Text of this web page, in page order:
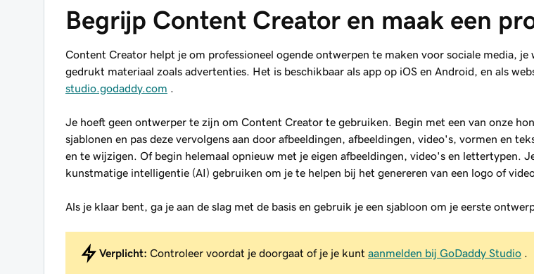
Begrijp Content Creator en maak een
Content Creator helpt je om professioneel ogende ontwerpen te maken voor sociale media, je
gedrukt materiaal zoals advertenties. Het is beschikbaar als app op iOS en Android, en als
studio.godaddy.com
Je hoeft geen ontwerper te zijn om Content Creator te gebruiken. Begin met een van onze
sjablonen en pas deze vervolgens aan door afbeeldingen, afbeeldingen, video's, vormen en
en te wijzigen. Of begin helemaal opnieuw met je eigen afbeeldingen, video's en lettertypen.
kunstmatige intelligentie (AI) gebruiken om je te helpen bij het genereren van een logo of
Als je klaar bent, ga je aan de slag met de basis en gebruik je een sjabloon om je eerste
Verplicht: Controleer voordat je doorgaat of je je kunt aanmelden bij GoDaddy Studio